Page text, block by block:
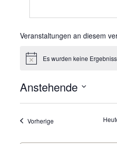
Veranstaltungen an diesem
HinweisEs wurden keine
Anstehende
VorherigeVeranstaltungen